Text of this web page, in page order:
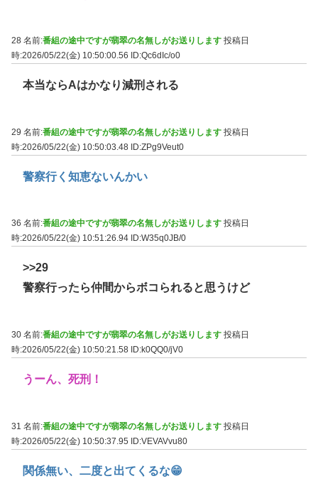
28 名前:番組の途中ですが翡翠の名無しがお送りします 投稿日
時:2026/05/22(金) 10:50:00.56
ID:Qc6dIc/o0
本当ならAはかなり減刑される
29 名前:番組の途中ですが翡翠の名無しがお送りします 投稿日
時:2026/05/22(金) 10:50:03.48 ID:ZPg9Veut0
警察行く知恵ないんかい
36 名前:番組の途中ですが翡翠の名無しがお送りします 投稿日
時:2026/05/22(金) 10:51:26.94 ID:W35q0JB/0
>>29
警察行ったら仲間からボコられると思うけど
30 名前:番組の途中ですが翡翠の名無しがお送りします 投稿日
時:2026/05/22(金) 10:50:21.58 ID:k0QQ0/jV0
うーん、死刑！
31 名前:番組の途中ですが翡翠の名無しがお送りします 投稿日
時:2026/05/22(金) 10:50:37.95 ID:VEVAVvu80
関係無い、二度と出てくるな😁